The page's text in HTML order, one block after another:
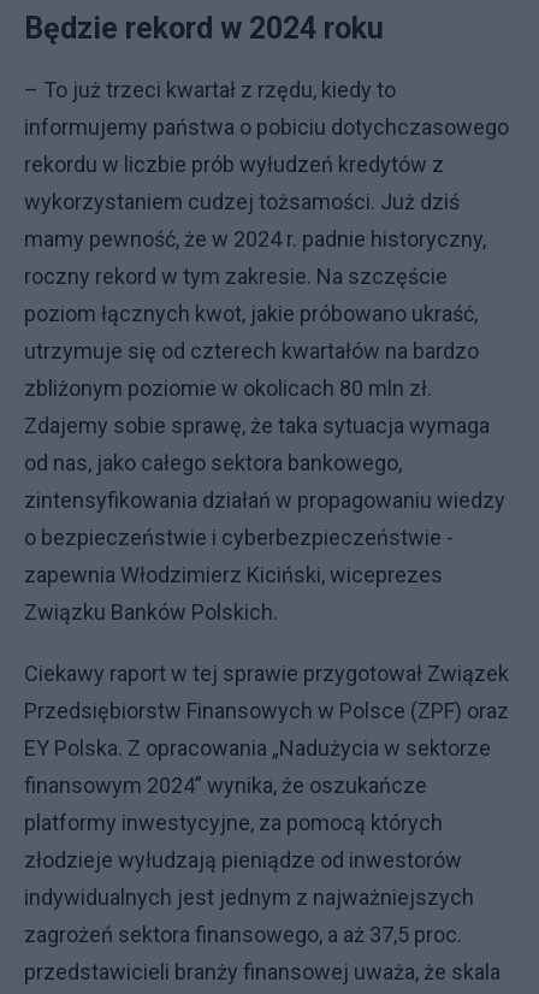
Będzie rekord w 2024 roku
– To już trzeci kwartał z rzędu, kiedy to
informujemy państwa o pobiciu dotychczasowego
rekordu w liczbie prób wyłudzeń kredytów z
wykorzystaniem cudzej tożsamości. Już dziś
mamy pewność, że w 2024 r. padnie historyczny,
roczny rekord w tym zakresie. Na szczęście
poziom łącznych kwot, jakie próbowano ukraść,
utrzymuje się od czterech kwartałów na bardzo
zbliżonym poziomie w okolicach 80 mln zł.
Zdajemy sobie sprawę, że taka sytuacja wymaga
od nas, jako całego sektora bankowego,
zintensyfikowania działań w propagowaniu wiedzy
o bezpieczeństwie i cyberbezpieczeństwie -
zapewnia Włodzimierz Kiciński, wiceprezes
Związku Banków Polskich.
Ciekawy raport w tej sprawie przygotował Związek
Przedsiębiorstw Finansowych w Polsce (ZPF) oraz
EY Polska. Z opracowania „Nadużycia w sektorze
finansowym 2024” wynika, że oszukańcze
platformy inwestycyjne, za pomocą których
złodzieje wyłudzają pieniądze od inwestorów
indywidualnych jest jednym z najważniejszych
zagrożeń sektora finansowego, a aż 37,5 proc.
przedstawicieli branży finansowej uważa, że skala